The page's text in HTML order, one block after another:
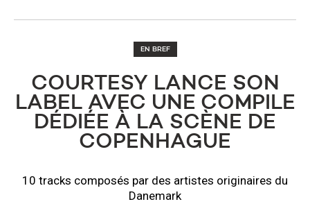
EN BREF
COURTESY LANCE SON
LABEL AVEC UNE COMPILE
DÉDIÉE À LA SCÈNE DE
COPENHAGUE
10 tracks composés par des artistes originaires du
Danemark